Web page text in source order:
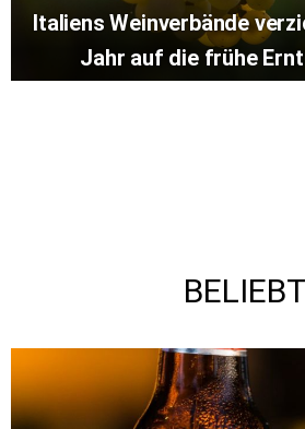
Italiens Weinverbände
Jahr auf die frühe
BELIEBT